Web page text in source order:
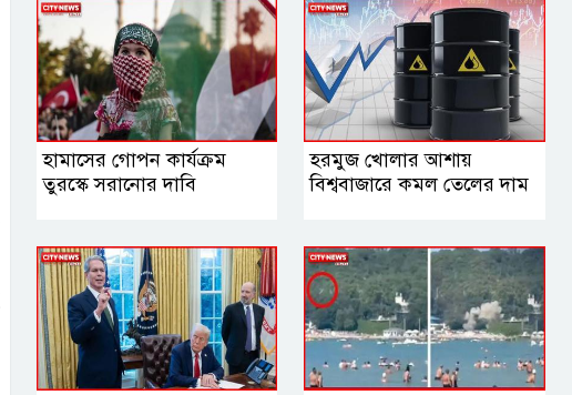
হামাসের গোপন কার্যক্রম
তুরস্কে সরানোর দাবি
হরমুজ খোলার আশায়
বিশ্ববাজারে কমল তেলের দাম